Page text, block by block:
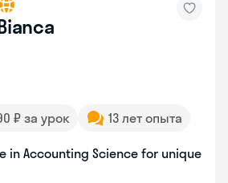
₽ за урок 13 лет опыта
in Accounting Science for unique